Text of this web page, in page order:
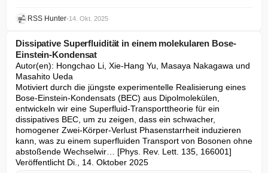
RSS Hunter•14. Okt. 2025
Dissipative Superfluidität in einem molekularen Bose-
Einstein-Kondensat
Autor(en): Hongchao Li, Xie-Hang Yu, Masaya Nakagawa und
Masahito Ueda
Motiviert durch die jüngste experimentelle Realisierung eines
Bose-Einstein-Kondensats (BEC) aus Dipolmolekülen,
entwickeln wir eine Superfluid-Transporttheorie für ein
dissipatives BEC, um zu zeigen, dass ein schwacher,
homogener Zwei-Körper-Verlust Phasenstarrheit induzieren
kann, was zu einem superfluiden Transport von Bosonen ohne
abstoßende Wechselwir… [Phys. Rev. Lett. 135, 166001]
Veröffentlicht Di., 14. Oktober 2025